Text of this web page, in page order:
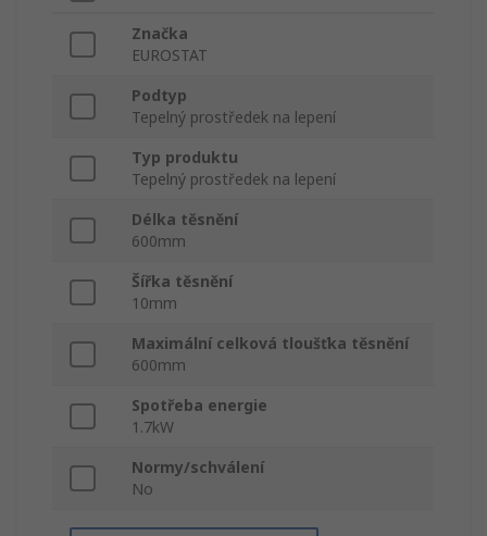
Značka
EUROSTAT
Podtyp
Tepelný prostředek na lepení
Typ produktu
Tepelný prostředek na lepení
Délka těsnění
600mm
Šířka těsnění
10mm
Maximální celková tloušťka těsnění
600mm
Spotřeba energie
1.7kW
Normy/schválení
No